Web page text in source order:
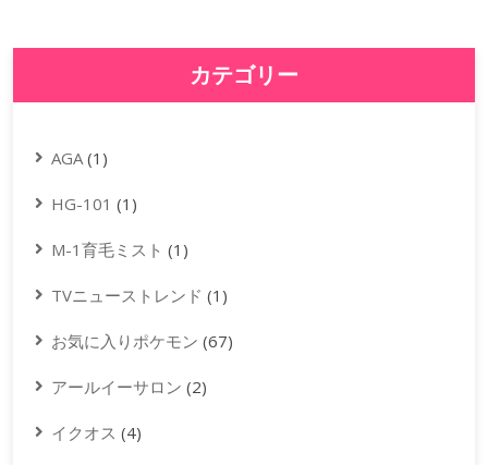
カテゴリー
AGA(1)
HG-101 (1)
M-1育毛ミスト (1)
TVニューストレンド (1)
お気に入りポケモン (67)
アールイーサロン (2)
イクオス (4)